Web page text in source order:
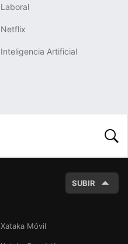
Laboral
Netflix
Inteligencia Artificial
SUBIR
Xataka Móvil